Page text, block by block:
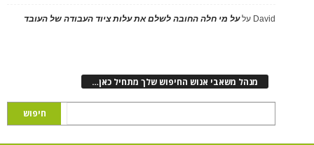
David עלעל מי חלה החובה לשלם את עלות ציוד העבודה של העובד
מנהל משאבי אנוש החיפוש שלך מתחיל כאן…